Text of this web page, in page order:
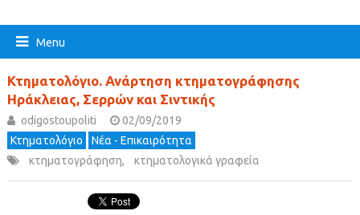
Menu
Κτηματολόγιο. Ανάρτηση κτηματογράφησης
Ηράκλειας, Σερρών και Σιντικής
odigostoupoliti
02/09/2019
Κτηματολόγιο
Νέα - Επικαιρότητα
κτηματογράφηση, κτηματολογικά γραφεία